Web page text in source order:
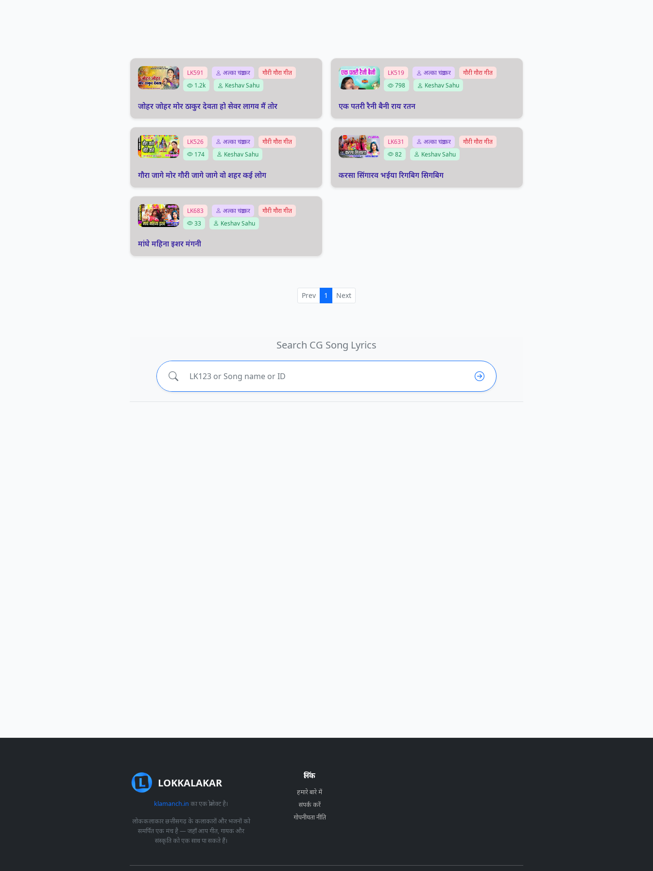
LK591 अल्का चंद्राकर
गौरी गौरा गीत
1.2k
Keshav Sahu
जोहर जोहर मोर ठाकुर देवता हो सेवर लागव मैं तोर
LK519 अल्का चंद्राकर
गौरी गौरा गीत
798
Keshav Sahu
एक पतरी रैनी बैनी राय रतन
LK526 अल्का चंद्राकर
गौरी गौरा गीत
174
Keshav Sahu
गौरा जागे मोर गौरी जागे जागे वो शहर कई लोग
LK631 अल्का चंद्राकर
गौरी गौरा गीत
82
Keshav Sahu
करसा सिंगारव भईया रिगबिग सिगबिग
LK683 अल्का चंद्राकर
गौरी गौरा गीत
33
Keshav Sahu
मांघे महिना इशर मंगनी
Prev 1 Next
Search CG Song Lyrics
LOKKALAKAR
klamanch.in का एक प्रोजेक्ट है।
लोककलाकार छत्तीसगढ़ के कलाकारों और भजनों को
समर्पित एक मंच है — जहाँ आप गीत, गायक और
संस्कृति को एक साथ पा सकते हैं।
लिंक
हमारे बारे में
संपर्क करें
गोपनीयता नीति